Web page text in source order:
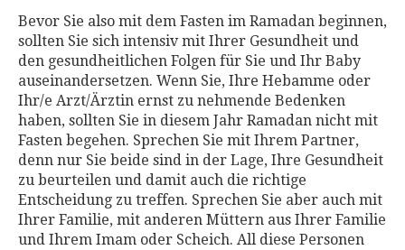
Bevor Sie also mit dem Fasten im Ramadan beginnen,
sollten Sie sich intensiv mit Ihrer Gesundheit und
den gesundheitlichen Folgen für Sie und Ihr Baby
auseinandersetzen. Wenn Sie, Ihre Hebamme oder
Ihr/e Arzt/Ärztin ernst zu nehmende Bedenken
haben, sollten Sie in diesem Jahr Ramadan nicht mit
Fasten begehen. Sprechen Sie mit Ihrem Partner,
denn nur Sie beide sind in der Lage, Ihre Gesundheit
zu beurteilen und damit auch die richtige
Entscheidung zu treffen. Sprechen Sie aber auch mit
Ihrer Familie, mit anderen Müttern aus Ihrer Familie
und Ihrem Imam oder Scheich. All diese Personen